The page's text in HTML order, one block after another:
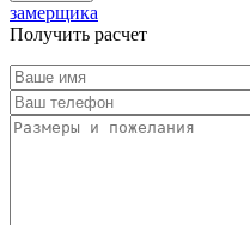
замерщика
Получить расчет